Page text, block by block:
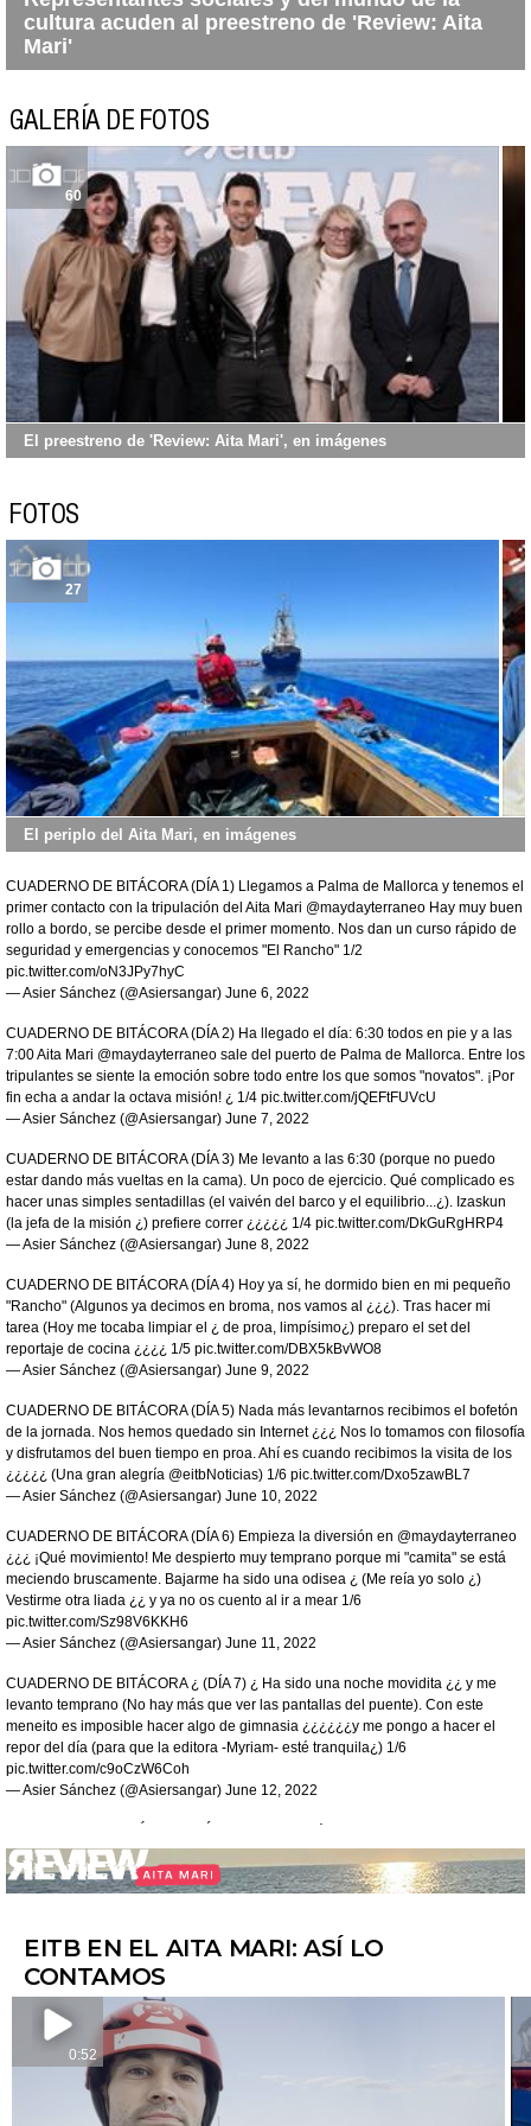
cultura acuden al preestreno de 'Review: Aita
Mari'
GALERÍA DE FOTOS
60
El preestreno de 'Review: Aita Mari', en imágenes
FOTOS
27
El periplo del Aita Mari, en imágenes
CUADERNO DE BITÁCORA (DÍA 1) Llegamos a Palma de Mallorca y tenemos el
primer contacto con la tripulación del Aita Mari @maydayterraneo Hay muy buen
rollo a bordo, se percibe desde el primer momento. Nos dan un curso rápido de
seguridad y emergencias y conocemos "El Rancho" 1/2
pic.twitter.com/oN3JPy7hyC
— Asier Sánchez (@Asiersangar) June 6, 2022
CUADERNO DE BITÁCORA (DÍA 2) Ha llegado el día: 6:30 todos en pie y a las
7:00 Aita Mari @maydayterraneo sale del puerto de Palma de Mallorca. Entre los
tripulantes se siente la emoción sobre todo entre los que somos "novatos". ¡Por
fin echa a andar la octava misión! ¿ 1/4 pic.twitter.com/jQEFtFUVcU
— Asier Sánchez (@Asiersangar) June 7, 2022
CUADERNO DE BITÁCORA (DÍA 3) Me levanto a las 6:30 (porque no puedo
estar dando más vueltas en la cama). Un poco de ejercicio. Qué complicado es
hacer unas simples sentadillas (el vaivén del barco y el equilibrio...¿). Izaskun
(la jefa de la misión ¿) prefiere correr ¿¿¿¿¿ 1/4 pic.twitter.com/DkGuRgHRP4
— Asier Sánchez (@Asiersangar) June 8, 2022
CUADERNO DE BITÁCORA (DÍA 4) Hoy ya sí, he dormido bien en mi pequeño
"Rancho" (Algunos ya decimos en broma, nos vamos al ¿¿¿). Tras hacer mi
tarea (Hoy me tocaba limpiar el ¿ de proa, limpísimo¿) preparo el set del
reportaje de cocina ¿¿¿¿ 1/5 pic.twitter.com/DBX5kBvWO8
— Asier Sánchez (@Asiersangar) June 9, 2022
CUADERNO DE BITÁCORA (DÍA 5) Nada más levantarnos recibimos el bofetón
de la jornada. Nos hemos quedado sin Internet ¿¿¿ Nos lo tomamos con filosofía
y disfrutamos del buen tiempo en proa. Ahí es cuando recibimos la visita de los
¿¿¿¿¿ (Una gran alegría @eitbNoticias) 1/6 pic.twitter.com/Dxo5zawBL7
— Asier Sánchez (@Asiersangar) June 10, 2022
CUADERNO DE BITÁCORA (DÍA 6) Empieza la diversión en @maydayterraneo
¿¿¿ ¡Qué movimiento! Me despierto muy temprano porque mi "camita" se está
meciendo bruscamente. Bajarme ha sido una odisea ¿ (Me reía yo solo ¿)
Vestirme otra liada ¿¿ y ya no os cuento al ir a mear 1/6
pic.twitter.com/Sz98V6KKH6
— Asier Sánchez (@Asiersangar) June 11, 2022
CUADERNO DE BITÁCORA ¿ (DÍA 7) ¿ Ha sido una noche movidita ¿¿ y me
levanto temprano (No hay más que ver las pantallas del puente). Con este
meneito es imposible hacer algo de gimnasia ¿¿¿¿¿¿y me pongo a hacer el
repor del día (para que la editora -Myriam- esté tranquila¿) 1/6
pic.twitter.com/c9oCzW6Coh
— Asier Sánchez (@Asiersangar) June 12, 2022
CUADERNO DE BITÁCORA (DÍA 8) ¿ Ya llevo más de una semana a bordo y la
verdad es que me siento como ¿ en el ¿, aunque mis piernas hablan por sí solas
(golpes en todas las esquinas, aprieto bien el abdomen para el equilibrio y sigo
sin acostumbrarme al centrifugado ¿ en 1/6pic.twitter.com/QWchrp4H8a
CUADERNO DE BITÁCORA ¿ (DÍA 9 - PRIMER RESCATE)
Ya lo veían venir y llegó 4:30 de la mañana, todos arriba. Llega el aviso ¿¿ y
todos a nuestros puestos. Ponernos el traje de rescate ¿ y comer e ir al ¿ (El capi
¿ nos lo dijo con claridad haced todo lo que podáis porque 1/8
pic.twitter.com/BrJCfblj3p
— Asier Sánchez (@Asiersangar)
CUADERNO DE BITÁCORA ¿ (DÍA 10 - 2° Y 3° RESCATE) Sin apenas dormir ¿
EITB EN EL AITA MARI: ASÍ LO
CONTAMOS
0:52